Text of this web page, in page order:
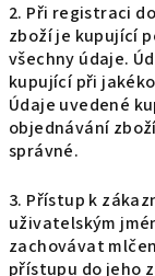
2. Při registraci
zboží je kupující
všechny údaje.
kupující při
Údaje uvedené
objednávání
správné.
3. Přístup k
uživatelským
zachovávat
přístupu do jeho